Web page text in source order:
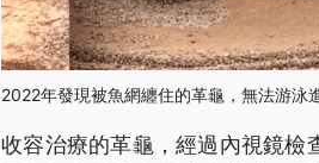
2022年發現被魚網纏住的革龜，無法游泳
收容治療的革龜，經過內視鏡檢